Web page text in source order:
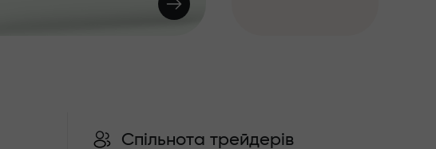
Спільнота трейдерів